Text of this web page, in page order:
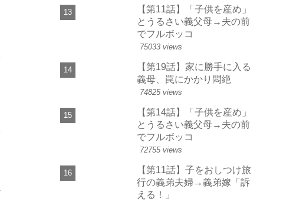
【第11話】「子供を産め」
とうるさい義父母→夫の前
でフルボッコ
75033 views
【第19話】家に勝手に入る
義母、罠にかかり悶絶
74825 views
【第14話】「子供を産め」
とうるさい義父母→夫の前
でフルボッコ
72755 views
【第11話】子をおしつけ旅
行の義弟夫婦→義弟嫁「訴
える！」